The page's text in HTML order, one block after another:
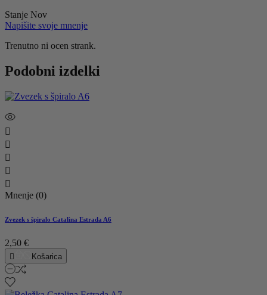
Stanje Nov
Napišite svoje mnenje
Trenutno ni ocen strank.
Podobni izdelki





Mnenje (0)
Zvezek s špiralo Catalina Estrada A6
2,50 €
 Košarica